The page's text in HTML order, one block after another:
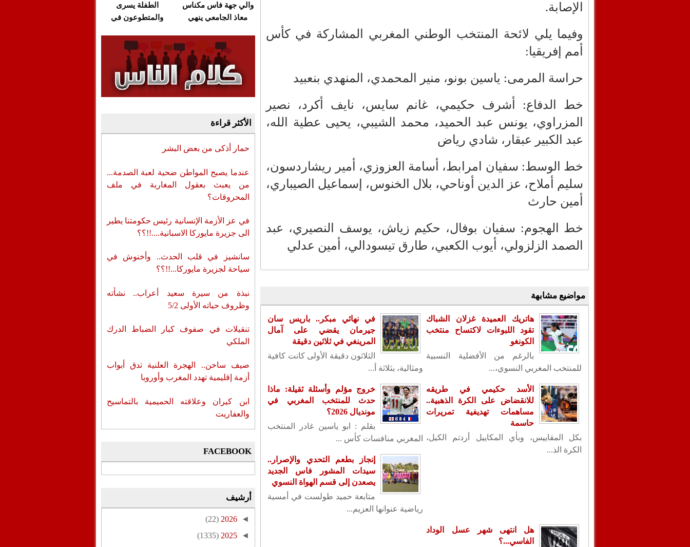
الإصابة.
وفيما يلي لائحة المنتخب الوطني المغربي المشاركة في كأس
أمم إفريقيا:
حراسة المرمى: ياسين بونو، منير المحمدي، المنهدي بنعبيد
خط الدفاع: أشرف حكيمي، غانم سايس، نايف أكرد، نصير
المزراوي، يونس عبد الحميد، محمد الشيبي، يحيى عطية الله،
عبد الكبير عبقار، شادي رياض
خط الوسط: سفيان امرابط، أسامة العزوزي، أمير ريشاردسون،
سليم أملاح، عز الدين أوناحي، بلال الخنوس، إسماعيل الصيباري،
أمين حارث
خط الهجوم: سفيان بوفال، حكيم زياش، يوسف النصيري، عبد
الصمد الزلزولي، أيوب الكعبي، طارق تيسودالي، أمين عدلي
مواضيع مشابهة
هاتريك العميدة غزلان الشباك
تقود اللبوءات لاكتساح منتخب
الكونغو
بالرغم من الأفضلية النسبية
للمنتخب المغربي النسوي،...
في نهائي مبكر.. باريس سان
جيرمان يقضي على آمال
المرينغي في ثلاثين دقيقة
الثلاثون دقيقة الأولى كانت كافية
ومثالية، بثلاثة أ...
الأسد حكيمي في طريقه
للانقضاض على الكرة الذهبية..
مساهمات تهديفية تمريرات
حاسمة
بكل المقاييس، وبأي المكاييل أردتم الكيل،
الكرة الذ...
خروج مؤلم وأسئلة ثقيلة: ماذا
حدث للمنتخب المغربي في
مونديال 2026؟
بقلم : ابو ياسين غادر المنتخب
المغربي منافسات كأس ...
إنجاز بطعم التحدي والإصرار..
سيدات المشور فاس الجديد
يصعدن إلى قسم الهواة النسوي
متابعة حميد طولست في أمسية
رياضية عنوانها العزيم...
هل انتهى شهر عسل الوداد
الفاسي...؟
الطفلة يسرى
والمتطوعون في
وقنوات صرف صحي
تقتل والمحاسبة يجب
أن تطال المسؤولين
والي جهة فاس مكناس
معاذ الجامعي ينهي
والعمال مع شركة
سيتي باص + وثيقة
وفيديو
الأكثر قراءة
حمار أذكى من بعض البشر
عندما يصبح المواطن ضحية لعبة الصدمة...
من يعبث بعقول المغاربة في ملف
المحروقات؟
في عز الأزمة الإنسانية رئيس حكومتنا يطير
الى جزيرة مايوركا الاسبانية....!!؟؟
سانشيز في قلب الحدث.. وأخنوش في
سياحة لجزيرة مايوركا...!!؟؟
نبذة من سيرة سعيد أعراب.. نشأته
وظروف حياته الأولى 5/2
تنقيلات في صفوف كبار الضباط الدرك
الملكي
صيف ساخن.. الهجرة العلنية تدق أبواب
أزمة إقليمية تهدد المغرب وأوروبا
ابن كيران وعلاقته الحميمية بالتماسيح
والعفاريت
FACEBOOK
أرشيف
◄
2026
(22)
◄
2025
(1335)